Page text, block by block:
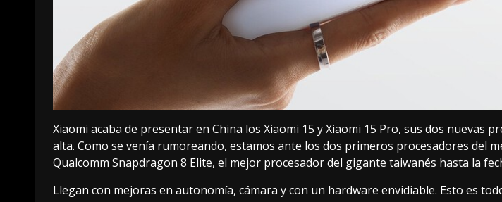
Xiaomi acaba de presentar en China los Xiaomi 15 y Xiaomi 15 Pro, sus dos nuevas
alta. Como se venía rumoreando, estamos ante los dos primeros procesadores del
Qualcomm Snapdragon 8 Elite, el mejor procesador del gigante taiwanés hasta la
Llegan con mejoras en autonomía, cámara y con un hardware envidiable. Esto es